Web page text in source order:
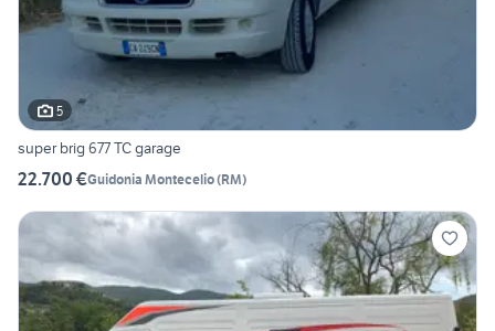
5
super brig 677 TC garage
22.700 €Guidonia Montecelio(RM)